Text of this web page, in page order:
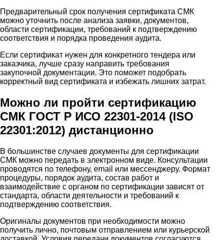
Предварительный срок получения сертификата СМК
можно уточнить после анализа заявки, документов,
области сертификации, требований к подтверждению
соответствия и порядка проведения аудита.
Если сертификат нужен для конкретного тендера или
заказчика, лучше сразу направить требования
закупочной документации. Это поможет подобрать
корректный вид сертификата и избежать лишних затрат.
Можно ли пройти сертификацию
СМК ГОСТ Р ИСО 22301-2014 (ISO
22301:2012) дистанционно
В большинстве случаев документы для сертификации
СМК можно передать в электронном виде. Консультации
проводятся по телефону, email или мессенджеру. Формат
процедуры, порядок аудита, состав работ и
взаимодействие с органом по сертификации зависят от
стандарта, области деятельности и требований к
подтверждению соответствия.
Оригиналы документов при необходимости можно
получить лично, почтовым отправлением или курьерской